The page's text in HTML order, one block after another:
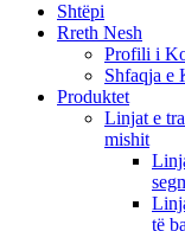
Shtëpi
Rreth Nesh
Profili i
Shfaqja e
Produktet
Linjat e
mishit
të